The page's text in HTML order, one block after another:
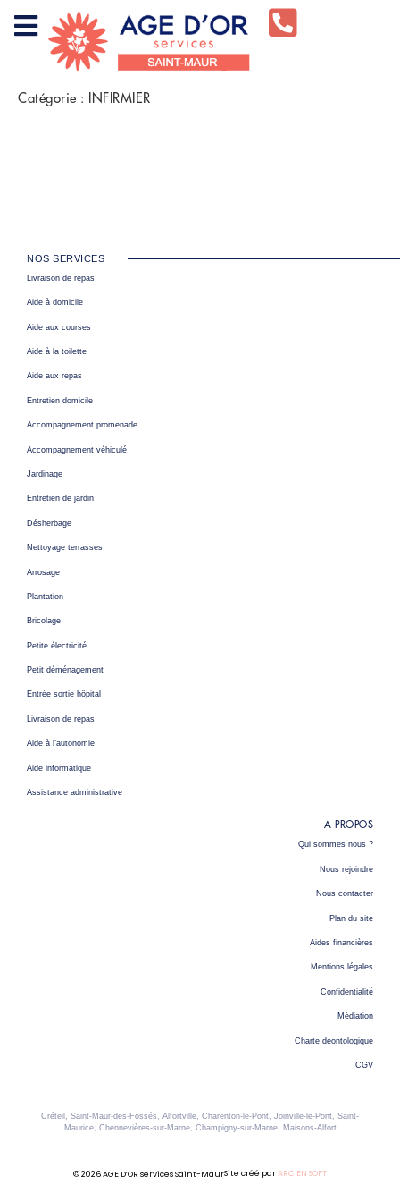
Catégorie : INFIRMIER
NOS SERVICES
Livraison de repas
Aide à domicile
Aide aux courses
Aide à la toilette
Aide aux repas
Entretien domicile
Accompagnement promenade
Accompagnement véhiculé
Jardinage
Entretien de jardin
Désherbage
Nettoyage terrasses
Arrosage
Plantation
Bricolage
Petite électricité
Petit déménagement
Entrée sortie hôpital
Livraison de repas
Aide à l’autonomie
Aide informatique
Assistance administrative
A PROPOS
Qui sommes nous ?
Nous rejoindre
Nous contacter
Plan du site
Aides financières
Mentions légales
Confidentialité
Médiation
Charte déontologique
CGV
Créteil, Saint-Maur-des-Fossés, Alfortville, Charenton-le-Pont, Joinville-le-Pont, Saint-
Maurice, Chennevières-sur-Marne, Champigny-sur-Marne, Maisons-Alfort
© 2026 AGE D’OR services Saint-MaurSite créé parARC EN SOFT